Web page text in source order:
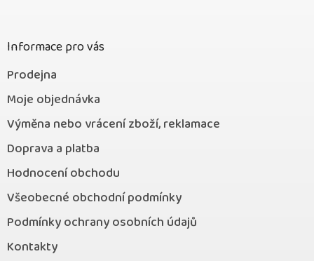
Informace pro vás
Prodejna
Moje objednávka
Výměna nebo vrácení zboží, reklamace
Doprava a platba
Hodnocení obchodu
Všeobecné obchodní podmínky
Podmínky ochrany osobních údajů
Kontakty